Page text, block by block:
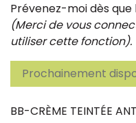
Prévenez-moi dès
(Merci de vous
utiliser cette fonction).
Prochainement
BB-CRÈME TEINTÉE